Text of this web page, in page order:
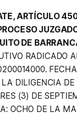
ARTÍCULO
DE
RADICADO
DILIGENCIA DE
(3) DE
OCHO DE LA